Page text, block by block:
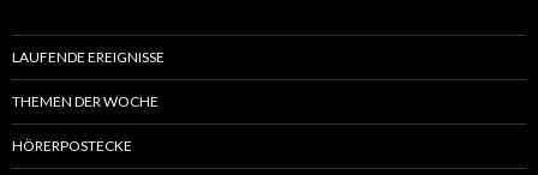
LAUFENDE EREIGNISSE
THEMEN DER WOCHE
HÖRERPOSTECKE